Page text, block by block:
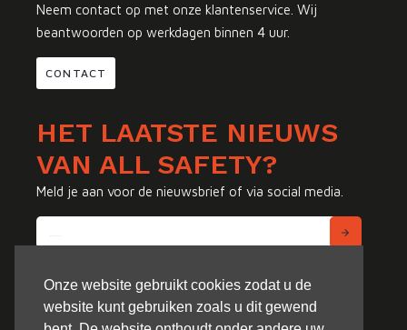
Onze website gebruikt cookies zodat u de
website kunt gebruiken zoals u dit gewend
Neem contact op met onze klantenservice. Wij
beantwoorden op werkdagen binnen 4 uur.
CONTACT
HET LAATSTE NIEUWS
VAN ALL SAFETY?
Meld je aan voor de nieuwsbrief of via social media.